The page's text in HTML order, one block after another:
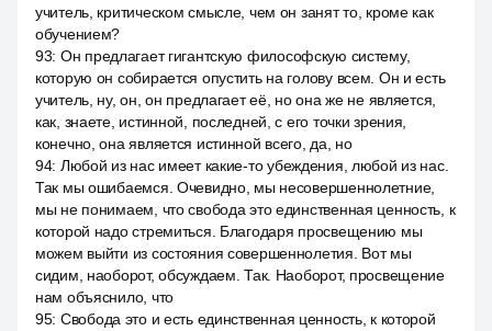
учитель, критическом смысле, чем он занят то, кроме как
обучением?
93: Он предлагает гигантскую философскую систему,
которую он собирается опустить на голову всем. Он и есть
учитель, ну, он, он предлагает её, но она же не является,
как, знаете, истинной, последней, с его точки зрения,
конечно, она является истинной всего, да, но
94: Любой из нас имеет какие-то убеждения, любой из нас.
Так мы ошибаемся. Очевидно, мы несовершеннолетние,
мы не понимаем, что свобода это единственная ценность, к
которой надо стремиться. Благодаря просвещению мы
можем выйти из состояния совершеннолетия. Вот мы
сидим, наоборот, обсуждаем. Так. Наоборот, просвещение
нам объяснило, что
95: Свобода это и есть единственная ценность, к которой